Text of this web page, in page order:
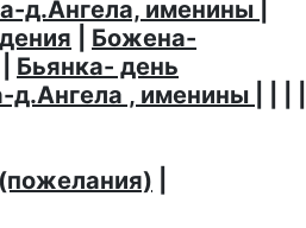
д.Ангела, именины
Божена-
Бьянка- день
д.Ангела , именины